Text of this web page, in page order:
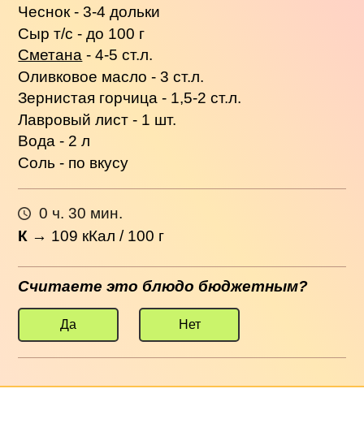
Чеснок - 3-4 дольки
Сыр т/с - до 100 г
Сметана - 4-5 ст.л.
Оливковое масло - 3 ст.л.
Зернистая горчица - 1,5-2 ст.л.
Лавровый лист - 1 шт.
Вода - 2 л
Соль - по вкусу
0 ч. 30 мин.
К → 109 кКал / 100 г
Считаете это блюдо бюджетным?
Да Нет